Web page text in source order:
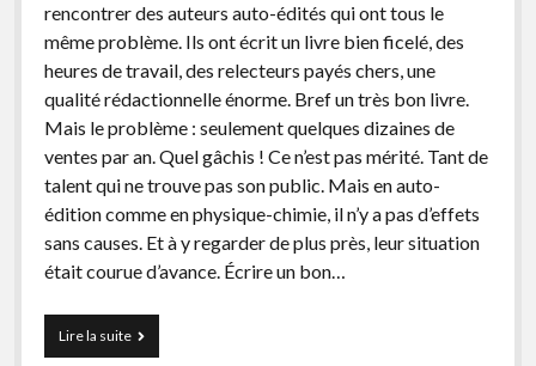
Actualités
A propos
Contact
facebookinstagram
youtubeemail-
form
rencontrer des auteurs auto-édités qui ont tous le
même problème. Ils ont écrit un livre bien ficelé, des
heures de travail, des relecteurs payés chers, une
qualité rédactionnelle énorme. Bref un très bon livre.
Mais le problème : seulement quelques dizaines de
ventes par an. Quel gâchis ! Ce n’est pas mérité. Tant de
talent qui ne trouve pas son public. Mais en auto-
édition comme en physique-chimie, il n’y a pas d’effets
sans causes. Et à y regarder de plus près, leur situation
était courue d’avance. Écrire un bon…
Lire la suiteVendre
plus